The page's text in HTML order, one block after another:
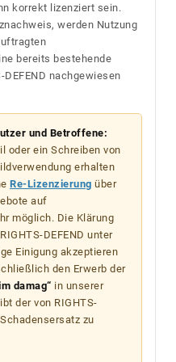
korrekt lizenziert sein.
werden Nutzung
bereits bestehende
nachgewiesen
und Betroffene:
oder ein Schreiben von
erhalten
Re-Lizenzierung über
auf
möglich. Die Klärung
DEFEND unter
Einigung akzeptieren
den Erwerb der
damag“ in unserer
der von RIGHTS-
zu